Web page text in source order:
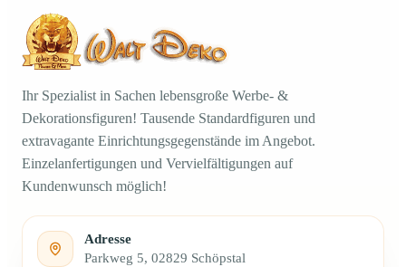
Ihr Spezialist in Sachen lebensgroße Werbe- &
Dekorationsfiguren! Tausende Standardfiguren und
extravagante Einrichtungsgegenstände im Angebot.
Einzelanfertigungen und Vervielfältigungen auf
Kundenwunsch möglich!
Adresse
Parkweg 5, 02829 Schöpstal